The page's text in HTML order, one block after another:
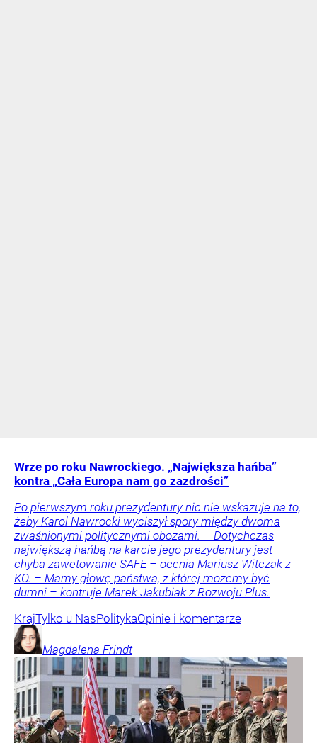
Wrze po roku Nawrockiego. „Największa hańba”
kontra „Cała Europa nam go zazdrości”
Po pierwszym roku prezydentury nic nie wskazuje na to,
żeby Karol Nawrocki wyciszył spory między dwoma
zwaśnionymi politycznymi obozami. – Dotychczas
największą hańbą na karcie jego prezydentury jest
chyba zawetowanie SAFE – ocenia Mariusz Witczak z
KO. – Mamy głowę państwa, z której możemy być
dumni – kontruje Marek Jakubiak z Rozwoju Plus.
KrajTylko u NasPolitykaOpinie i komentarze
Magdalena Frindt